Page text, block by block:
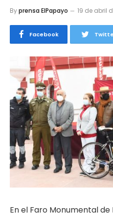
Byprensa ElPapayo 19 de abril
Facebook
En el Faro Monumental de